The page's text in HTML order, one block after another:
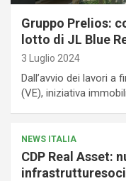
Gruppo Prelios:
lotto di JL Blue
3 Luglio 2024
Dall’avvio dei lavori a
(VE), iniziativa
NEWS ITALIA
CDP Real Asset: